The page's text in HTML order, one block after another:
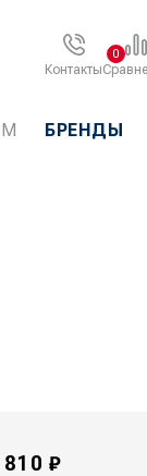
Контакты
0
БРЕНДЫ
810 ₽